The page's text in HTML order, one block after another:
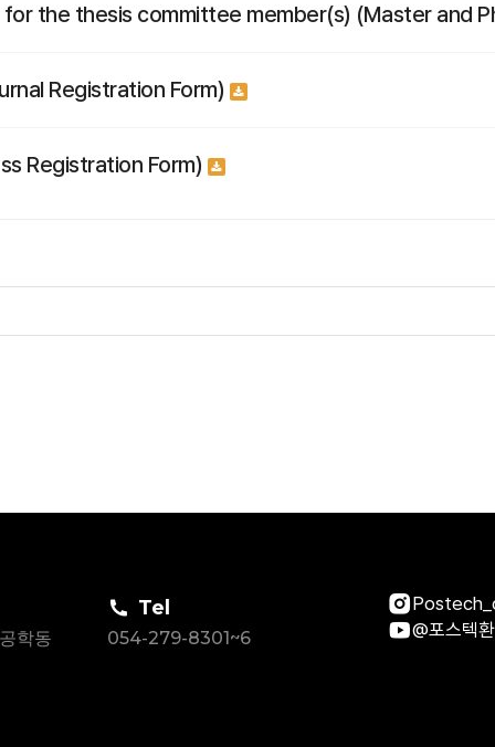
for the thesis committee member(s) (Master and
Registration Form)
Registration Form)
학동
Tel
054-279-8301~6
@포스텍